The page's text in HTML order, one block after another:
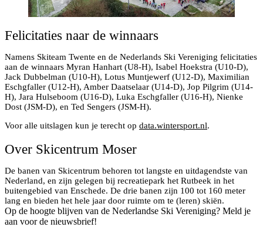
Felicitaties naar de winnaars
Namens Skiteam Twente en de Nederlands Ski Vereniging felicitaties
aan de winnaars Myran Hanhart (U8-H), Isabel Hoekstra (U10-D),
Jack Dubbelman (U10-H), Lotus Muntjewerf (U12-D), Maximilian
Eschgfaller (U12-H), Amber Daatselaar (U14-D), Jop Pilgrim (U14-
H), Jara Hulseboom (U16-D), Luka Eschgfaller (U16-H), Nienke
Dost (JSM-D), en Ted Sengers (JSM-H).
Voor alle uitslagen kun je terecht op data.wintersport.nl.
Over Skicentrum Moser
De banen van Skicentrum behoren tot langste en uitdagendste van
Nederland, en zijn gelegen bij recreatiepark het Rutbeek in het
buitengebied van Enschede. De drie banen zijn 100 tot 160 meter
lang en bieden het hele jaar door ruimte om te (leren) skiën.
Op de hoogte blijven van de Nederlandse Ski Vereniging? Meld je
aan voor de nieuwsbrief!